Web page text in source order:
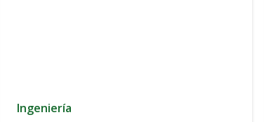
Ingeniería